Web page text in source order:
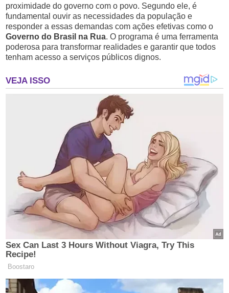
proximidade do governo com o povo. Segundo ele, é
fundamental ouvir as necessidades da população e
responder a essas demandas com ações efetivas como o
Governo do Brasil na Rua. O programa é uma ferramenta
poderosa para transformar realidades e garantir que todos
tenham acesso a serviços públicos dignos.